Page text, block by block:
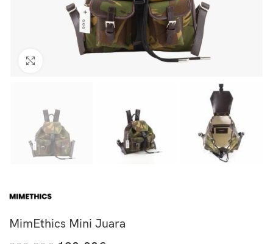
MimEthics Mini Juara